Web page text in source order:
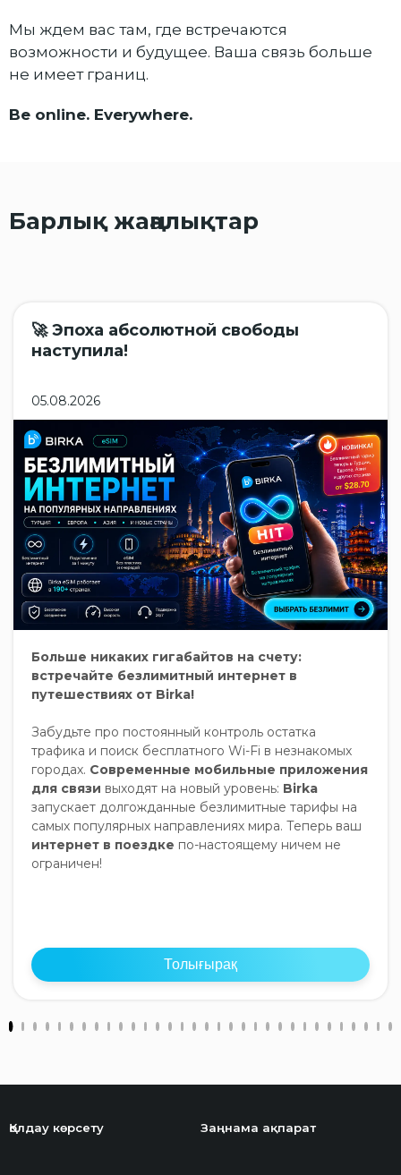
Мы ждем вас там, где встречаются
возможности и будущее. Ваша связь больше
не имеет границ.
Be online. Everywhere.
Барлық жаңалықтар
🚀 Эпоха абсолютной свободы
наступила!
05.08.2026
Больше никаких гигабайтов на счету:
встречайте безлимитный интернет в
путешествиях от Birka!
Забудьте про постоянный контроль остатка
трафика и поиск бесплатного Wi-Fi в незнакомых
городах. Современные мобильные приложения
для связи выходят на новый уровень: Birka
запускает долгожданные безлимитные тарифы на
самых популярных направлениях мира. Теперь ваш
интернет в поездке по-настоящему ничем не
ограничен!
Толығырақ
Қолдау көрсету Заңнама ақпарат